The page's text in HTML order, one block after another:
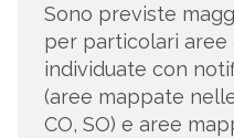
Sono previste
per particolari aree
individuate con
(aree mappate
CO, SO) e aree